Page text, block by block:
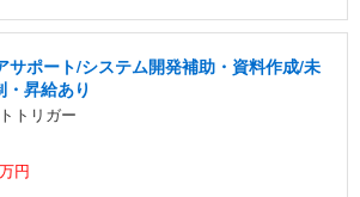
サポート/システム開発補助・資料作成/未
昇給あり
トリガー
円